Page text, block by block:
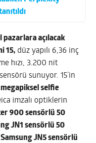
açılacak
15, düz yapılı 6,36 inç
hızı, 3.200 nit
sunuyor. 15’in
selfie
imzalı optiklerin
900 sensörlü 50
JN1 sensörlü 50
JN5 sensörlü